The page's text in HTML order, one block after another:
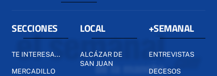
SECCIONES
TE INTERESA...
MERCADILLO
LOCAL
ALCÁZAR DE
SAN JUAN
+SEMANAL
ENTREVISTAS
DECESOS